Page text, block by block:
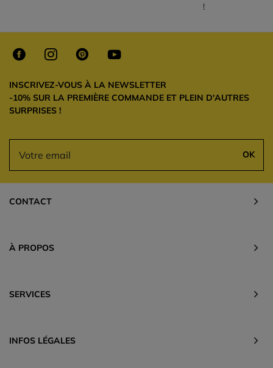
!
INSCRIVEZ-VOUS À LA NEWSLETTER
-10% SUR LA PREMIÈRE COMMANDE ET PLEIN D'AUTRES
SURPRISES !
OK
CONTACT
À PROPOS
SERVICES
INFOS LÉGALES